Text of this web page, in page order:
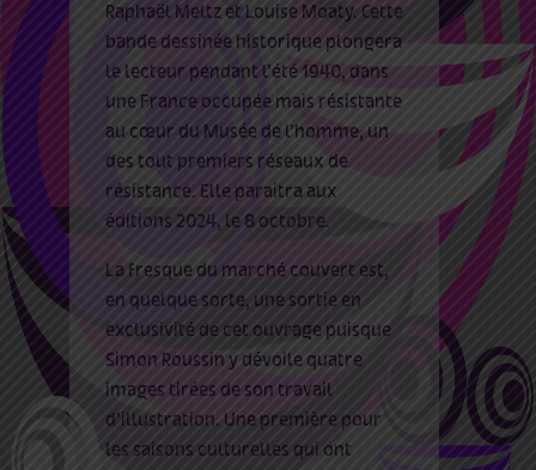
Raphaël Meltz et Louise Moaty. Cette
bande dessinée historique plongera
le lecteur pendant l’été 1940, dans
une France occupée mais résistante
au cœur du Musée de l’homme, un
des tout premiers réseaux de
résistance. Elle paraitra aux
éditions 2024, le 8 octobre.
La fresque du marché couvert est,
en quelque sorte, une sortie en
exclusivité de cet ouvrage puisque
Simon Roussin y dévoile quatre
images tirées de son travail
d’illustration. Une première pour
les saisons culturelles qui ont